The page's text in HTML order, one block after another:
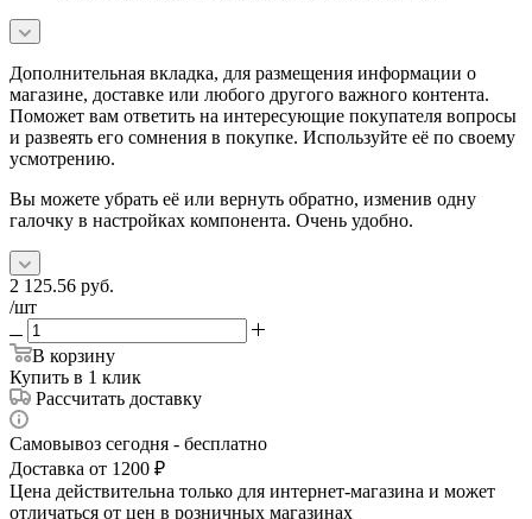
Дополнительная вкладка, для размещения информации о
магазине, доставке или любого другого важного контента.
Поможет вам ответить на интересующие покупателя вопросы
и развеять его сомнения в покупке. Используйте её по своему
усмотрению.
Вы можете убрать её или вернуть обратно, изменив одну
галочку в настройках компонента. Очень удобно.
2 125.56 руб.
/шт
В корзину
Купить в 1 клик
Рассчитать доставку
Самовывоз сегодня - бесплатно
Доставка от 1200 ₽
Цена действительна только для интернет-магазина и может
отличаться от цен в розничных магазинах